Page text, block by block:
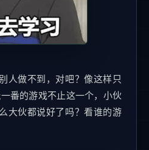
人做不到，对吧？像这样只
番的游戏不止这一个，小伙
大伙都说好了吗？看谁的游